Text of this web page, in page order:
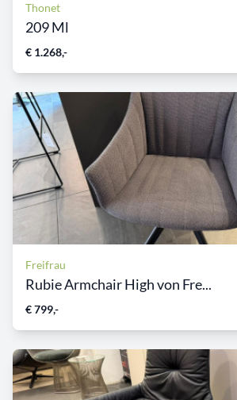
Thonet
209 Ml
€ 1.268,-
Freifrau
Rubie Armchair High von Fre...
€ 799,-